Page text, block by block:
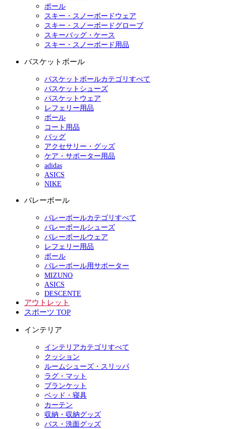
ポール
スキー・スノーボードウェア
スキー・スノーボードグローブ
スキーバッグ・ケース
スキー・スノーボード用品
バスケットボール
バスケットボールカテゴリすべて
バスケットシューズ
バスケットウェア
レフェリー用品
ボール
コート用品
バッグ
アクセサリー・グッズ
ケア・サポーター用品
adidas
ASICS
NIKE
バレーボール
バレーボールカテゴリすべて
バレーボールシューズ
バレーボールウェア
レフェリー用品
ボール
バレーボール用サポーター
MIZUNO
ASICS
DESCENTE
アウトレット
スポーツ TOP
インテリア
インテリアカテゴリすべて
クッション
ルームシューズ・スリッパ
ラグ・マット
ブランケット
ベッド・寝具
カーテン
収納・収納グッズ
バス・洗面グッズ